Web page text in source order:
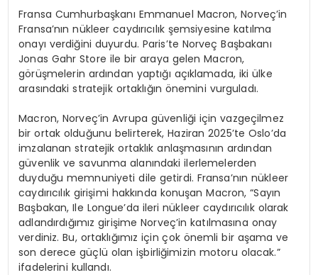
Fransa Cumhurbaşkanı Emmanuel Macron, Norveç’in
Fransa’nın nükleer caydırıcılık şemsiyesine katılma
onayı verdiğini duyurdu. Paris’te Norveç Başbakanı
Jonas Gahr Store ile bir araya gelen Macron,
görüşmelerin ardından yaptığı açıklamada, iki ülke
arasındaki stratejik ortaklığın önemini vurguladı.
Macron, Norveç’in Avrupa güvenliği için vazgeçilmez
bir ortak olduğunu belirterek, Haziran 2025’te Oslo’da
imzalanan stratejik ortaklık anlaşmasının ardından
güvenlik ve savunma alanındaki ilerlemelerden
duyduğu memnuniyeti dile getirdi. Fransa’nın nükleer
caydırıcılık girişimi hakkında konuşan Macron, “Sayın
Başbakan, Ile Longue’da ileri nükleer caydırıcılık olarak
adlandırdığımız girişime Norveç’in katılmasına onay
verdiniz. Bu, ortaklığımız için çok önemli bir aşama ve
son derece güçlü olan işbirliğimizin motoru olacak.”
ifadelerini kullandı.